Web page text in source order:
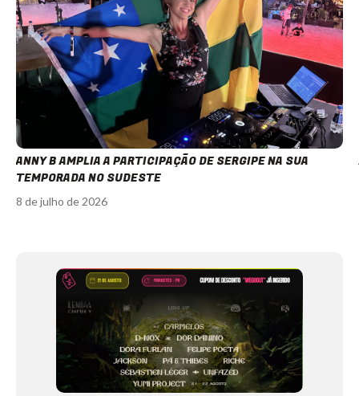
ANNY B AMPLIA A PARTICIPAÇÃO DE SERGIPE NA SUA
TEMPORADA NO SUDESTE
8 de julho de 2026